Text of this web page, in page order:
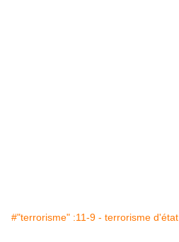
#"terrorisme" :11-9 - terrorisme d'état